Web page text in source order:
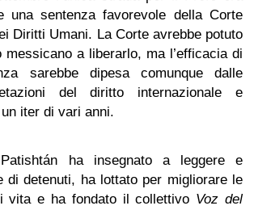
una sentenza favorevole della Corte
Diritti Umani. La Corte avrebbe potuto
messicano a liberarlo, ma l’efficacia di
sarebbe dipesa comunque dalle
del diritto internazionale e
iter di vari anni.
ha insegnato a leggere e
di detenuti, ha lottato per migliorare le
vita e ha fondato il collettivo Voz del